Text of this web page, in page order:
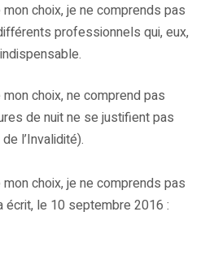
choix, je ne comprends pas
professionnels qui, eux,
choix, ne comprend pas
de nuit ne se justifient pas
l’Invalidité).
choix, je ne comprends pas
écrit, le 10 septembre 2016 :